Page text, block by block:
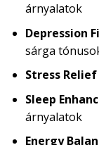
árnyalatok
Depression
sárga
Stress
Sleep
árnyalatok
Energy